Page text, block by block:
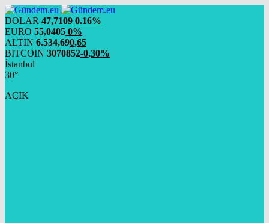
DOLAR 47,7109 0.16%
EURO 55,0405 0%
ALTIN 6.534,690,65
BITCOIN 3070852-0,30%
İstanbul
30°
AÇIK